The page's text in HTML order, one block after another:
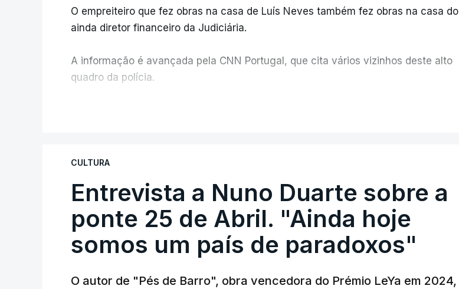
O empreiteiro que fez obras na casa de Luís Neves também fez obras na casa do
ainda diretor financeiro da Judiciária.
A informação é avançada pela CNN Portugal, que cita vários vizinhos deste alto
quadro da polícia.
CULTURA
Entrevista a Nuno Duarte sobre a
ponte 25 de Abril. "Ainda hoje
somos um país de paradoxos"
O autor de "Pés de Barro", obra vencedora do Prémio LeYa em 2024,